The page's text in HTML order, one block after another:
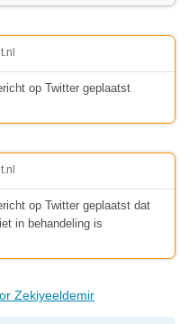
op Twitter geplaatst
op Twitter geplaatst dat
in behandeling is
Zekiyeeldemir